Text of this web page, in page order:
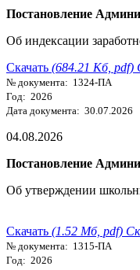
Постановление
Об индексации
Скачать (684.21 Кб, pdf)
№ документа: 1324-ПА
Год: 2026
Дата документа: 30.07.2026
04.08.2026
Постановление
Об утверждении
Скачать (1.52 Мб, pdf)
№ документа: 1315-ПА
Год: 2026